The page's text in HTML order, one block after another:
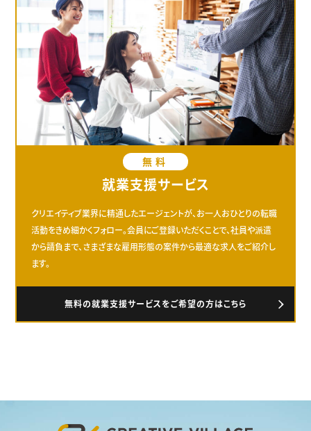
無料
就業支援サービス
クリエイティブ業界に精通したエージェントが、お一人おひとりの転職
活動をきめ細かくフォロー。会員にご登録いただくことで、社員や派遣
から請負まで、さまざまな雇用形態の案件から最適な求人をご紹介し
ます。
無料の就業支援サービスをご希望の方はこちら